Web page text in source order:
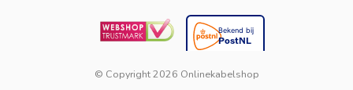
© Copyright 2026 Onlinekabelshop